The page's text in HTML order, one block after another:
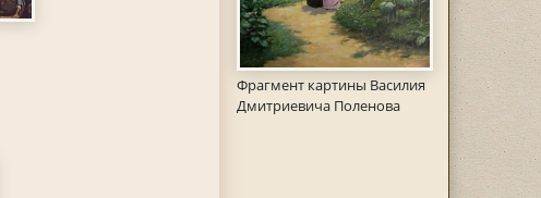
Фрагмент картины Василия
Дмитриевича Поленова